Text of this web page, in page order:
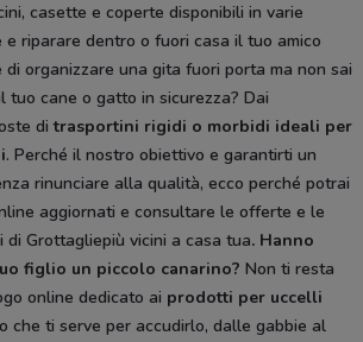
casette e coperte disponibili in varie
e riparare dentro o fuori casa il tuo amico
di organizzare una gita fuori porta ma non sai
tuo cane o gatto in sicurezza? Dai
ditrasportini rigidi o morbidi ideali per
. Perché il nostro obiettivo e garantirti un
rinunciare alla qualità, ecco perché potrai
aggiornati e consultare le offerte e le
di Grottagliepiù vicini a casa tua. Hanno
figlio un piccolo canarino? Non ti resta
online dedicato ai prodotti per uccelli
che ti serve per accudirlo, dalle gabbie al